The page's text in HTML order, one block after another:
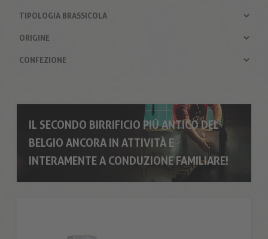
IL SECONDO BIRRIFICIO PIÚ ANTICO DEL
BELGIO ANCORA IN ATTIVITÀ E
INTERAMENTE A CONDUZIONE FAMILIARE!